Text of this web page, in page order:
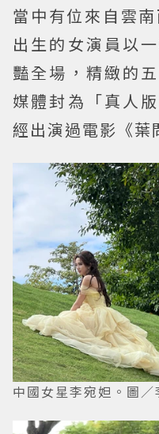
當中有位來自雲
出生的女演員以
豔全場，精緻的
媒體封為「真人
經出演過電影《葉
中國女星李宛妲。圖